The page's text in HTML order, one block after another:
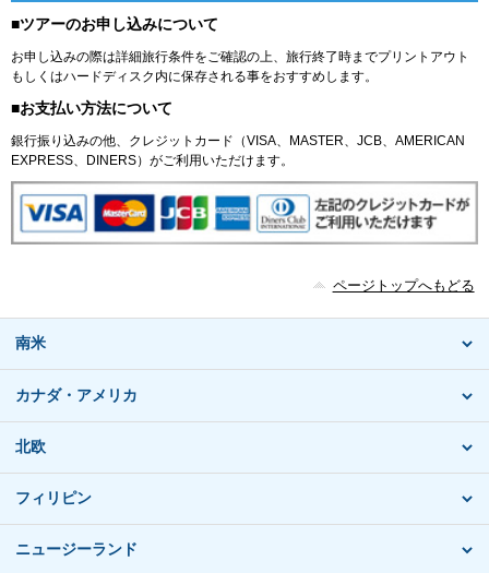
■ツアーのお申し込みについて
お申し込みの際は詳細旅行条件をご確認の上、旅行終了時までプリントアウト
もしくはハードディスク内に保存される事をおすすめします。
■お支払い方法について
銀行振り込みの他、クレジットカード（VISA、MASTER、JCB、AMERICAN
EXPRESS、DINERS）がご利用いただけます。
ページトップへもどる
南米
カナダ・アメリカ
北欧
フィリピン
ニュージーランド